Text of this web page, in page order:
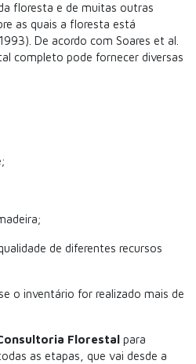
floresta e de muitas outras
as quais a floresta está
De acordo com Soares et al.
completo pode fornecer diversas
de diferentes recursos
o inventário for realizado mais de
Florestal para
as etapas, que vai desde a